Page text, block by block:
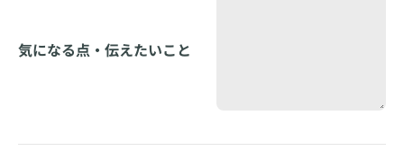
気になる点・伝えたいこと